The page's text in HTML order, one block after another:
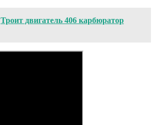
Троит двигатель 406 карбюратор